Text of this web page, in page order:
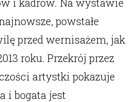
powstałe
przed wernisażem, jak
roku. Przekrój przez
artystki pokazuje
i bogata jest